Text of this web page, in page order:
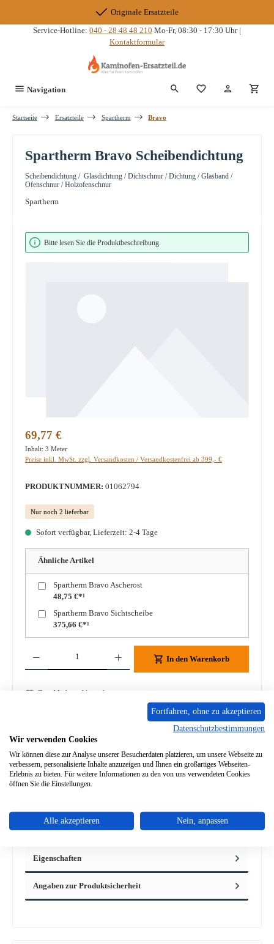
Originale Ersatzteile
Service-Hotline: 040 - 28 48 48 210 Mo-Fr, 08:30 - 17:30 Uhr |
Kontaktformular
Navigation Du hast 0
Startseite Ersatzteile Spartherm Bravo
Spartherm Bravo Scheibendichtung
Scheibendichtung / Glasdichtung / Dichtschnur / Dichtung / Glasband /
Ofenschnur / Holzofenschnur
Spartherm
Bildergalerie überspringen
Bitte lesen Sie die Produktbeschreibung.
Regulärer Preis:
69,77 €
Inhalt: 3 Meter
Preise inkl. MwSt. zzgl. Versandkosten / Versandkostenfrei ab 399,- €
PRODUKTNUMMER: 01062794
Nur noch 2 lieferbar
Sofort verfügbar, Lieferzeit: 2-4 Tage
Ähnliche Artikel
Spartherm Bravo Ascherost
48,75 €*¹
Spartherm Bravo Sichtscheibe
375,66 €*¹
In den Warenkorb
Zum Merkzettel hinzufügen
Frage zum Produkt
Bravo Bitte gleichen Sie die Dichtung vorab mit der bisher
verba…Mehr
Eigenschaften
Angaben zur Produktsicherheit
Fortfahren, ohne zu akzeptieren
Datenschutzbestimmungen
Wir verwenden Cookies
Wir können diese zur Analyse unserer Besucherdaten platzieren, um unsere Webseite zu
verbessern, personalisierte Inhalte anzuzeigen und Ihnen ein großartiges Webseiten-
Erlebnis zu bieten. Für weitere Informationen zu den von uns verwendeten Cookies
öffnen Sie die Einstellungen.
Alle akzeptieren Nein, anpassen